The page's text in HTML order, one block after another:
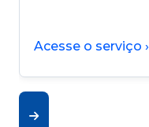
Acesse o serviço ›